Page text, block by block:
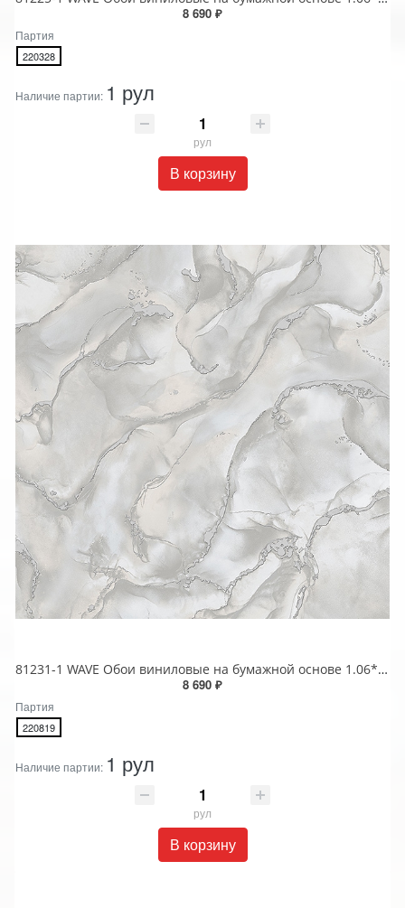
8 690 ₽
Партия
220328
Наличие партии: 1 рул
рул
В корзину
81231-1 WAVE Обои виниловые на бумажной основе 1.06*15.5
8 690 ₽
Партия
220819
Наличие партии: 1 рул
рул
В корзину